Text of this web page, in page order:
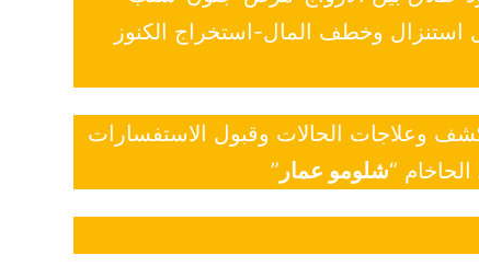
استنزال وخطف المال-استخراج الكنوز
وعلاجات الحالات وقبول الاستفسارات
“شلومو عمار ”